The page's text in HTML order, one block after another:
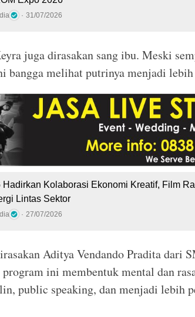
31/07/2026
juga dirasakan sang ibu. Meski
bangga melihat putrinya menjadi
Hadirkan Kolaborasi Ekonomi Kreatif, Film
Lintas Sektor
27/07/2026
Aditya Vendando Pradita dari
ini membentuk mental dan
public speaking, dan menjadi lebih